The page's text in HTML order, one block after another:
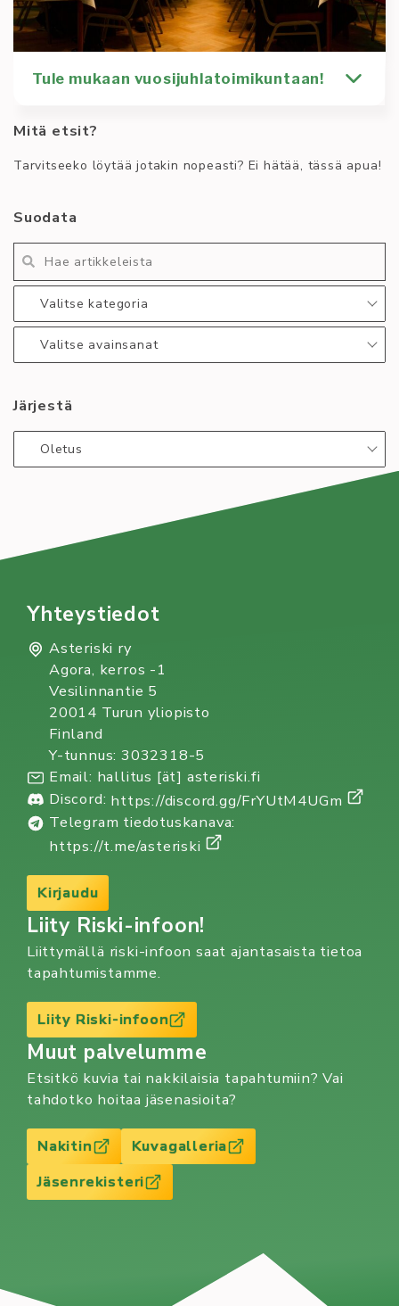
Tule mukaan vuosijuhlatoimikuntaan!
On tullut aika alkaa järjestämään Asteriskin 53-
2025 ja juuri sinä
53 53-vujut
viiskyt ja kolme vujut vuosijuhla
Lue lisää
Tule
Mitä etsit?
Tarvitseeko löytää jotakin nopeasti? Ei hätää, tässä apua!
Suodata
Valitse kategoria
Valitse avainsanat
Järjestä
Oletus
Yhteystiedot
Asteriski ry
Agora, kerros -1
Vesilinnantie 5
20014 Turun yliopisto
Finland
Y-tunnus: 3032318-5
Email: hallitus [ät] asteriski.fi
Discord: https://discord.gg/FrYUtM4UGm
Telegram tiedotuskanava:
https://t.me/asteriski
Kirjaudu
Liity Riski-infoon!
Liittymällä riski-infoon saat ajantasaista tietoa
tapahtumistamme.
Liity Riski-infoon
Muut palvelumme
Etsitkö kuvia tai nakkilaisia tapahtumiin? Vai
tahdotko hoitaa jäsenasioita?
Nakitin
Kuvagalleria
Jäsenrekisteri